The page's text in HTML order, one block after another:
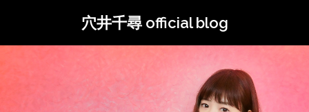
テ
穴井千尋 official blog